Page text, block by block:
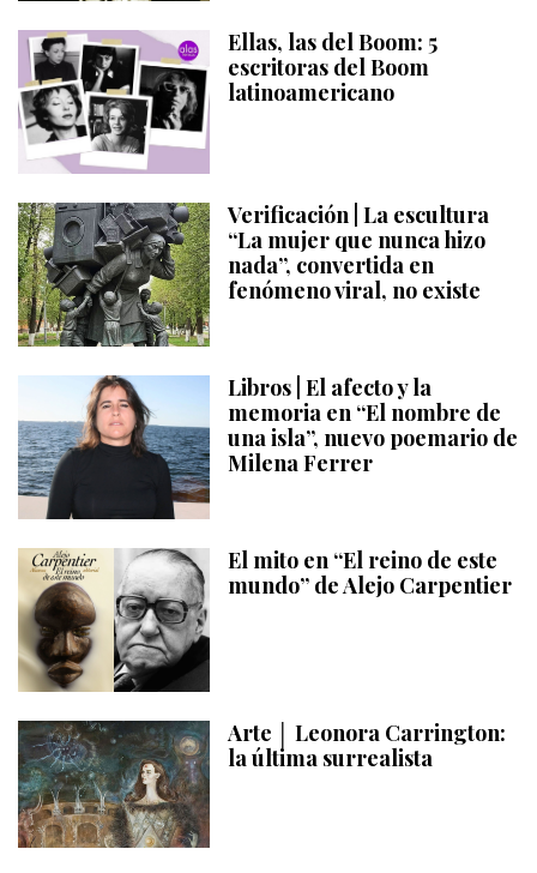
Ellas, las del Boom: 5
escritoras del Boom
latinoamericano
Verificación | La escultura
“La mujer que nunca hizo
nada”, convertida en
fenómeno viral, no existe
Libros | El afecto y la
memoria en “El nombre de
una isla”, nuevo poemario de
Milena Ferrer
El mito en “El reino de este
mundo” de Alejo Carpentier
Arte │ Leonora Carrington:
la última surrealista